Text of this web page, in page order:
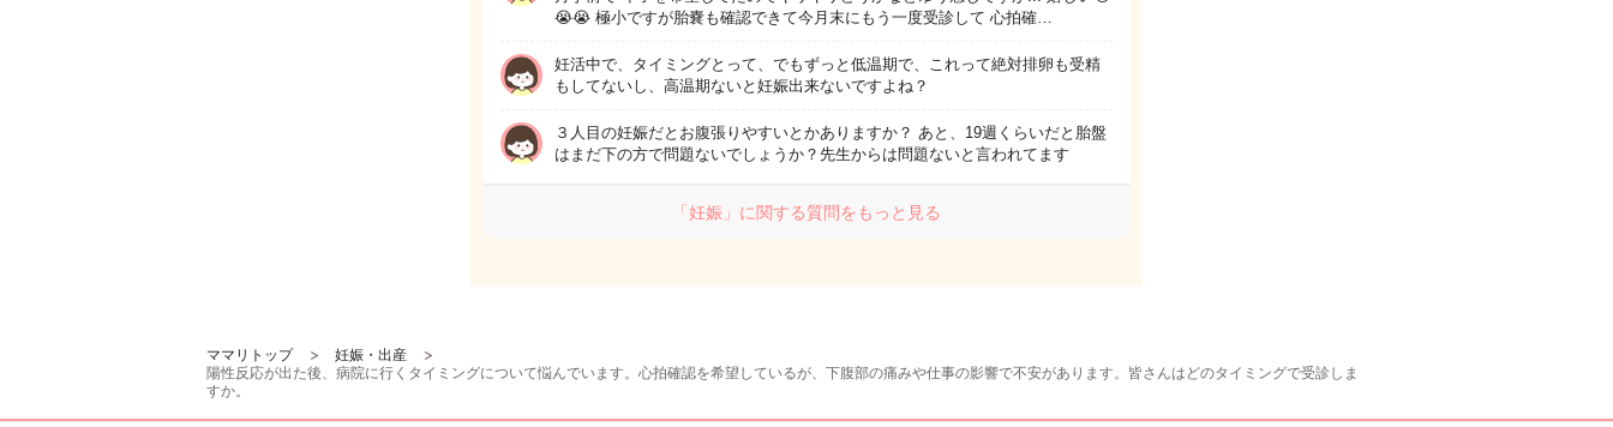
😭😭 極小ですが胎嚢も確認できて今月末にもう一度受診して 心拍確…
妊活中で、タイミングとって、でもずっと低温期で、これって絶対排卵も受精
もしてないし、高温期ないと妊娠出来ないですよね？
３人目の妊娠だとお腹張りやすいとかありますか？ あと、19週くらいだと胎盤
はまだ下の方で問題ないでしょうか？先生からは問題ないと言われてます
「妊娠」に関する質問をもっと見る
ママリトップ
妊娠・出産
陽性反応が出た後、病院に行くタイミングについて悩んでいます。心拍確認を希望しているが、下腹部の痛みや仕事の影響で不安があります。皆さんはどのタイミングで受診しま
すか。